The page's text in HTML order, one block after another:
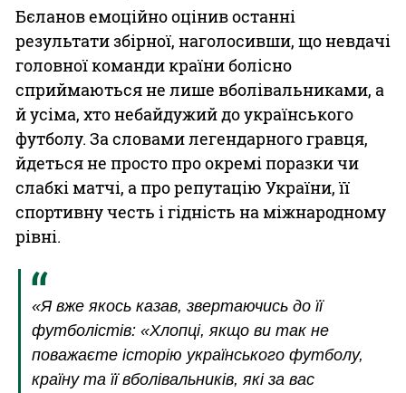
Бєланов емоційно оцінив останні
результати збірної, наголосивши, що невдачі
головної команди країни болісно
сприймаються не лише вболівальниками, а
й усіма, хто небайдужий до українського
футболу. За словами легендарного гравця,
йдеться не просто про окремі поразки чи
слабкі матчі, а про репутацію України, її
спортивну честь і гідність на міжнародному
рівні.
«Я вже якось казав, звертаючись до її
футболістів: «Хлопці, якщо ви так не
поважаєте історію українського футболу,
країну та її вболівальників, які за вас